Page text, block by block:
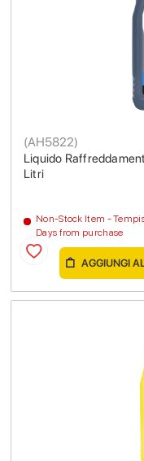
Liquido
Litri
(AH5822)
Non-Stock Item -
Days from purchase
AGGIUNGI